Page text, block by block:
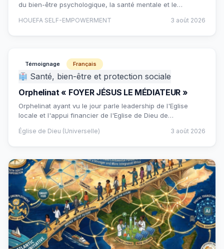
du bien-être psychologique, la santé mentale et le…
HOUEFA SELF-EMPOWERMENT 3 août 2026
Témoignage Français
Santé, bien-être et protection sociale
Orphelinat « FOYER JÉSUS LE MÉDIATEUR »
Orphelinat ayant vu le jour parle leadership de l'Eglise
locale et l'appui financier de l'Eglise de Dieu de…
Église de Dieu (Universelle) 3 août 2026